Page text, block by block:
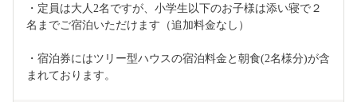
・定員は大人2名ですが、小学生以下のお子様は添い寝で２
名までご宿泊いただけます（追加料金なし）
・宿泊券にはツリー型ハウスの宿泊料金と朝食(2名様分)が含
まれております。